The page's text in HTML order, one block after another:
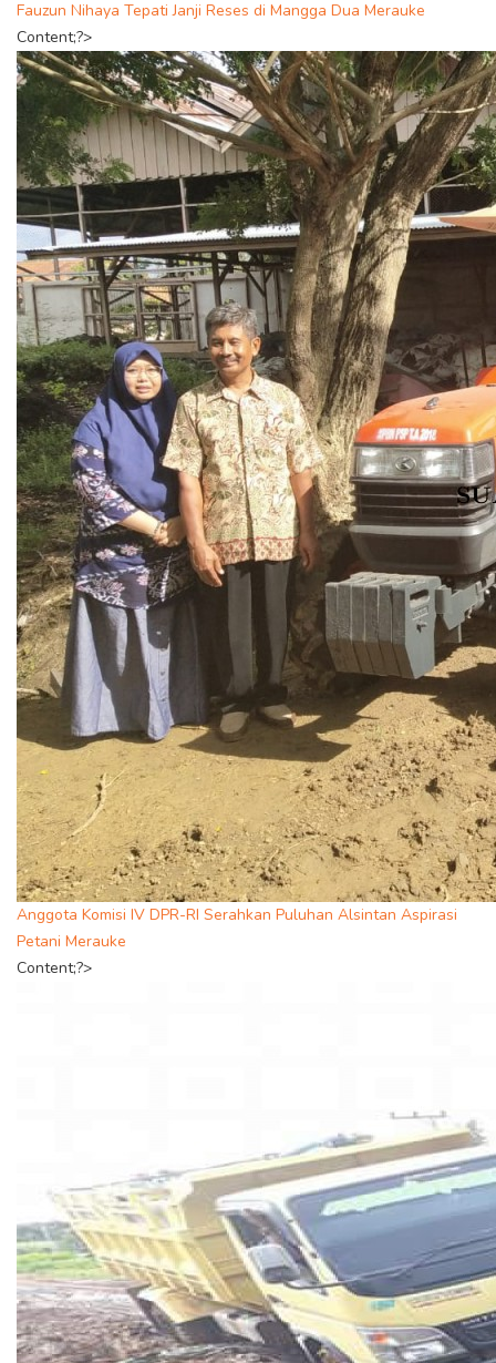
Fauzun Nihaya Tepati Janji Reses di Mangga Dua Merauke
Content;?>
Anggota Komisi IV DPR-RI Serahkan Puluhan Alsintan Aspirasi
Petani Merauke
Content;?>